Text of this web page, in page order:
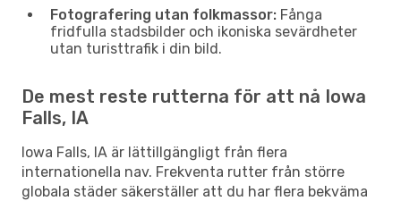
Fotografering utan folkmassor: Fånga
fridfulla stadsbilder och ikoniska sevärdheter
utan turisttrafik i din bild.
De mest reste rutterna för att nå Iowa
Falls, IA
Iowa Falls, IA är lättillgängligt från flera
internationella nav. Frekventa rutter från större
globala städer säkerställer att du har flera bekväma